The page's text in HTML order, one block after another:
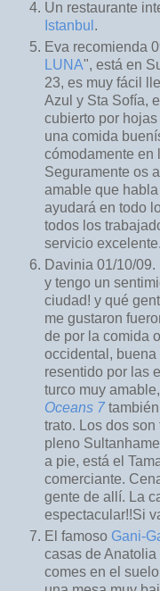
Un restaurante
Istanbul .
Eva recomienda
LUNA", está en
23, es muy fácil
Azul y Sta Sofía,
cubierto por
una comida
cómodamente en
Seguramente os
amable que
ayudará en todo
todos los
servicio excelente.
Davinia 01/10/
y tengo un
ciudad! y qué
me gustaron
de por la comida
occidental,
resentido por las
turco muy
Oceans 7también
trato. Los dos
pleno
a pie, está el
comerciante.
gente de allí. La
espectacular!!Si
El famoso Gani-
casas de
comes en el